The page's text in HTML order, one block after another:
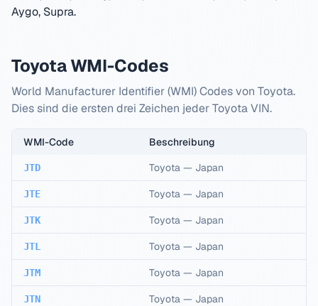
Aygo, Supra.
ToyotaWMI-Codes
World Manufacturer Identifier (WMI) Codes von Toyota.
Dies sind die ersten drei Zeichen jederToyotaVIN.
WMI-Code Beschreibung
JTD Toyota — Japan
JTE Toyota — Japan
JTK Toyota — Japan
JTL Toyota — Japan
JTM Toyota — Japan
JTN Toyota — Japan